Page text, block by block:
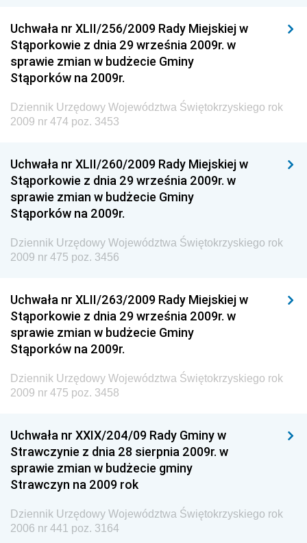
Dziennik Urzędowy Komendy Głównej Policji
Dziennik Urzędowy Ministra Pracy i Polityki
Społecznej
Dziennik Urzędowy Ministra Transportu, Budownictwa
i Gospodarki Morskiej
Dziennik Urzędowy Ministra Spraw Zagranicznych
Dziennik Urzędowy Centralnego Biura
Antykorupcyjnego
Wewnętrznego
Dziennik Urzędowy Urzędu Patentowego
Dziennik Urzędowy Generalnej Dyrekcji Dróg
Krajowych i Autostrad
Dziennik Urzędowy Ministra Środowiska
Dziennik Urzędowy Ministra Edukacji
Dziennik Urzędowy Ministra Przemysłu
Dziennik Urzędowy Ministra Finansów i Gospodarki
Dziennik Urzędowy Ministra do Spraw Unii
Dziennik Urzędowy Agencji Wywiadu
Uchwała nr XLII/256/2009 Rady Miejskiej w
Stąporkowie z dnia 29 września 2009r. w
sprawie zmian w budżecie Gminy
Stąporków na 2009r.
Dziennik Urzędowy Województwa Świętokrzyskiego rok
2009 nr 474 poz. 3453
Uchwała nr XLII/260/2009 Rady Miejskiej w
Stąporkowie z dnia 29 września 2009r. w
sprawie zmian w budżecie Gminy
Stąporków na 2009r.
Dziennik Urzędowy Województwa Świętokrzyskiego rok
2009 nr 475 poz. 3456
Uchwała nr XLII/263/2009 Rady Miejskiej w
Stąporkowie z dnia 29 września 2009r. w
sprawie zmian w budżecie Gminy
Stąporków na 2009r.
Dziennik Urzędowy Województwa Świętokrzyskiego rok
2009 nr 475 poz. 3458
Uchwała nr XXIX/204/09 Rady Gminy w
Strawczynie z dnia 28 sierpnia 2009r. w
sprawie zmian w budżecie gminy
Strawczyn na 2009 rok
Dziennik Urzędowy Województwa Świętokrzyskiego rok
2006 nr 441 poz. 3164